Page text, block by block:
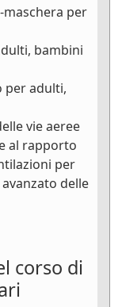
maschera per
bambini
per adulti,
vie aeree
al rapporto
per
delle
corso di